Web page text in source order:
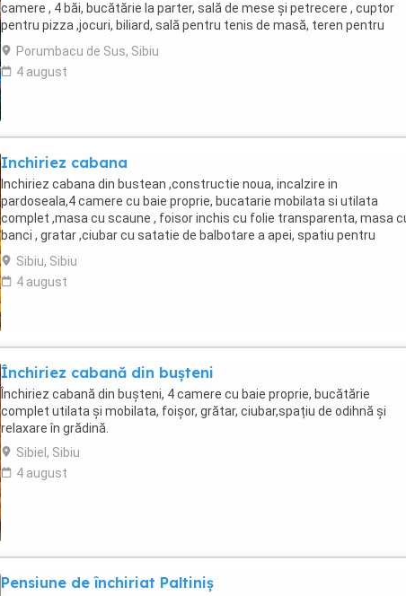
camere , 4 băi, bucătărie la parter, sală de mese și petrecere , cuptor
pentru pizza ,jocuri, biliard, sală pentru tenis de masă, teren pentru
tenis de câmp, piscină ...
Porumbacu de Sus, Sibiu
4 august
Inchiriez cabana
Inchiriez cabana din bustean ,constructie noua, incalzire in
pardoseala,4 camere cu baie proprie, bucatarie mobilata si utilata
complet ,masa cu scaune , foisor inchis cu folie transparenta, masa
banci , gratar ,ciubar cu satatie de balbotare a apei, spatiu pentru
relaxare in gradina . Pentru detalii ...
Sibiu, Sibiu
4 august
Închiriez cabană din bușteni
Închiriez cabană din bușteni, 4 camere cu baie proprie, bucătărie
complet utilata și mobilata, foișor, grătar, ciubar,spațiu de odihnă și
relaxare în grădină.
Sibiel, Sibiu
4 august
Pensiune de închiriat Paltiniș